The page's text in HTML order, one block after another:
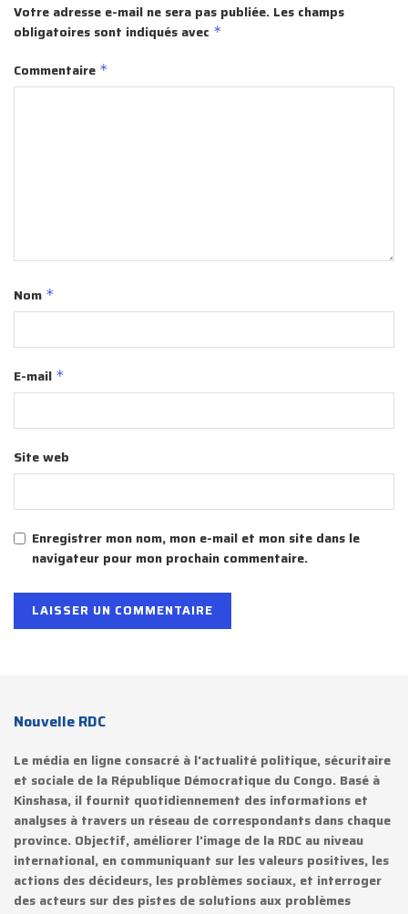
Votre adresse e-mail ne sera pas publiée. Les champs
obligatoires sont indiqués avec *
Commentaire *
Nom *
E-mail *
Site web
Enregistrer mon nom, mon e-mail et mon site dans le
navigateur pour mon prochain commentaire.
Nouvelle RDC
Le média en ligne consacré à l'actualité politique, sécuritaire
et sociale de la République Démocratique du Congo. Basé à
Kinshasa, il fournit quotidiennement des informations et
analyses à travers un réseau de correspondants dans chaque
province. Objectif, améliorer l'image de la RDC au niveau
international, en communiquant sur les valeurs positives, les
actions des décideurs, les problèmes sociaux, et interroger
des acteurs sur des pistes de solutions aux problèmes